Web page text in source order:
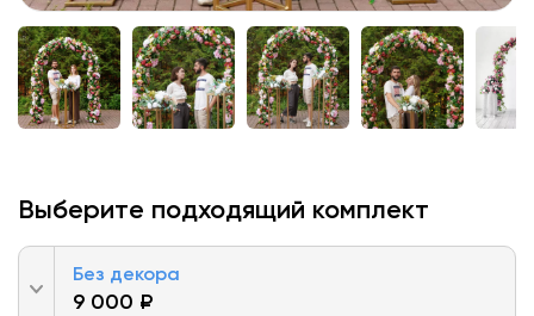
Выберите подходящий комплект
Без декора
9 000 ₽